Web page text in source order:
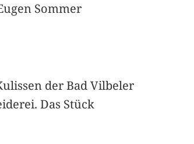
Sommer
der Bad Vilbeler
Das Stück